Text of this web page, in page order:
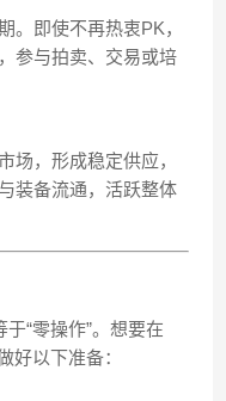
。即使不再热衷PK，
参与拍卖、交易或培
场，形成稳定供应，
装备流通，活跃整体
“零操作”。想要在
好以下准备：